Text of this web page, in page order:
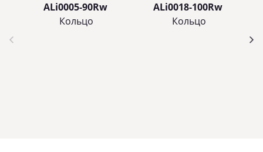
ALi0005-90Rw
Кольцo
ALi0018-100Rw
Кольцo